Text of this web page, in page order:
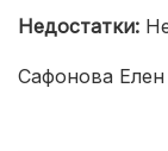
Недостатки:
Сафонова Елен